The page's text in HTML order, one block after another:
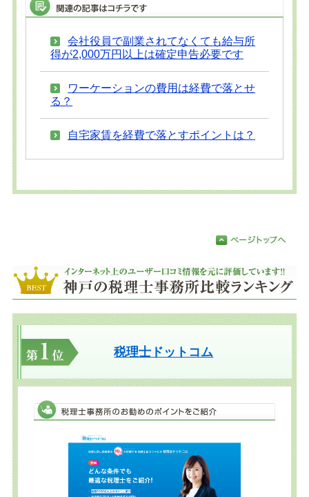
会社役員で副業されてなくても給与所
得が2,000万円以上は確定申告必要です
ワーケーションの費用は経費で落とせ
る？
自宅家賃を経費で落とすポイントは？
税理士ドットコム